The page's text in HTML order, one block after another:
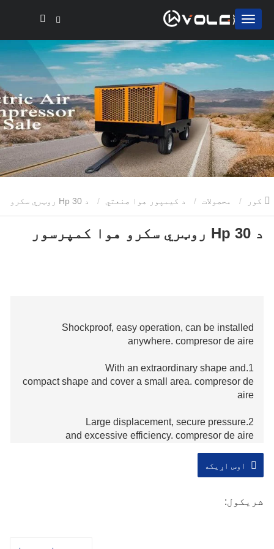
محصولات د کیمپور هوا صنعتي د 30 Hp روټري سکرو
هوا کمپرسور
د 30 Hp روټري سکرو هوا کمپرسور
Shockproof, easy operation, can be installed
anywhere. compresor de aire
1.With an extraordinary shape and
compact shape and cover a small area. compresor de
aire
2.Large displacement, secure pressure
and excessive efficiency. compresor de aire
3.Low exhaust temperature (only 7 °C~15°C higher
than the ambient temperature). compresor de aire
4.Safe,liable,smooth operation,little noise
اوس اړیکه
شریکول: